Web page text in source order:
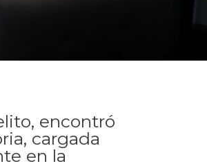
encontró
cargada
en la